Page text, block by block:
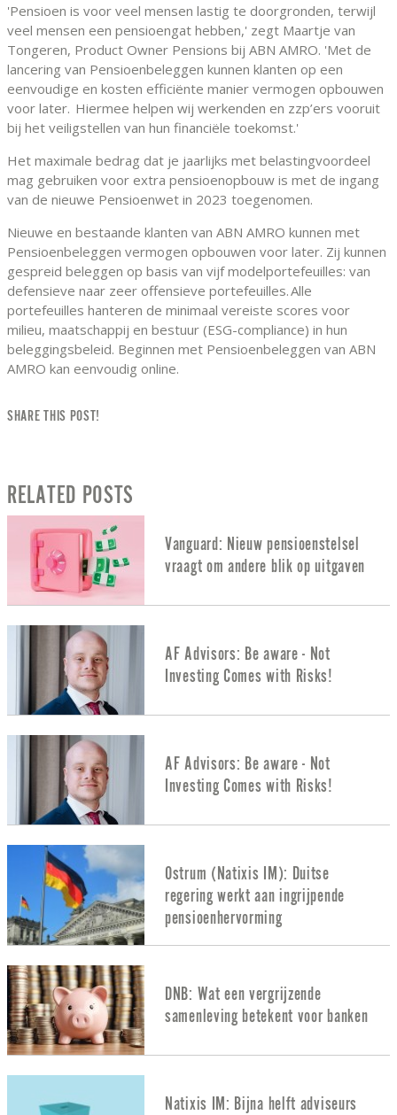
'Pensioen is voor veel mensen lastig te doorgronden, terwijl
veel mensen een pensioengat hebben,' zegt Maartje van
Tongeren, Product Owner Pensions bij ABN AMRO. 'Met de
lancering van Pensioenbeleggen kunnen klanten op een
eenvoudige en kosten efficiënte manier vermogen opbouwen
voor later. Hiermee helpen wij werkenden en zzp’ers vooruit
bij het veiligstellen van hun financiële toekomst.'
Het maximale bedrag dat je jaarlijks met belastingvoordeel
mag gebruiken voor extra pensioenopbouw is met de ingang
van de nieuwe Pensioenwet in 2023 toegenomen.
Nieuwe en bestaande klanten van ABN AMRO kunnen met
Pensioenbeleggen vermogen opbouwen voor later. Zij kunnen
gespreid beleggen op basis van vijf modelportefeuilles: van
defensieve naar zeer offensieve portefeuilles. Alle
portefeuilles hanteren de minimaal vereiste scores voor
milieu, maatschappij en bestuur (ESG-compliance) in hun
beleggingsbeleid. Beginnen met Pensioenbeleggen van ABN
AMRO kan eenvoudig online.
SHARE THIS POST!
RELATED POSTS
Vanguard: Nieuw pensioenstelsel
vraagt om andere blik op uitgaven
AF Advisors: Be aware - Not
Investing Comes with Risks!
AF Advisors: Be aware - Not
Investing Comes with Risks!
Ostrum (Natixis IM): Duitse
regering werkt aan ingrijpende
pensioenhervorming
DNB: Wat een vergrijzende
samenleving betekent voor banken
Natixis IM: Bijna helft adviseurs